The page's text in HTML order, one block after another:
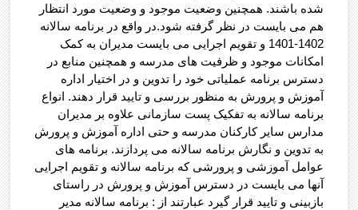
شده باشند. همچنین وضعیت موجود و وضعیت مورد انتظار
هم می بایست در نظر گرفته شود.در واقع در برنامه سالانه
1402-1401 و تقویم اجرایی می بایست مدیران به کمک
امکانات موجود و ظرفیت های مدرسه و همچنین منابع در
دسترس برنامه عملیاتی خود را تدوین و در اختیار اداره
آموزش و پرورش به منظور بررسی و تایید قرار دهند. انواع
برنامه سالانه به تفکیک پست سازمانی علاوه بر مدیران
مدارس سایر کارکنان مدرسه و حتی اداره آموزش و پرورش
به تدوین و نگارش برنامه سالانه می پردازند. برنامه های
عوامل آموزشی و پرورشی که برنامه سالانه و تقویم اجرایی
آنها می بایست در دسترس آموزش و پرورش در راستای
بازبینی و تایید قرار گیرد عبارتند از : برنامه سالانه مدیر